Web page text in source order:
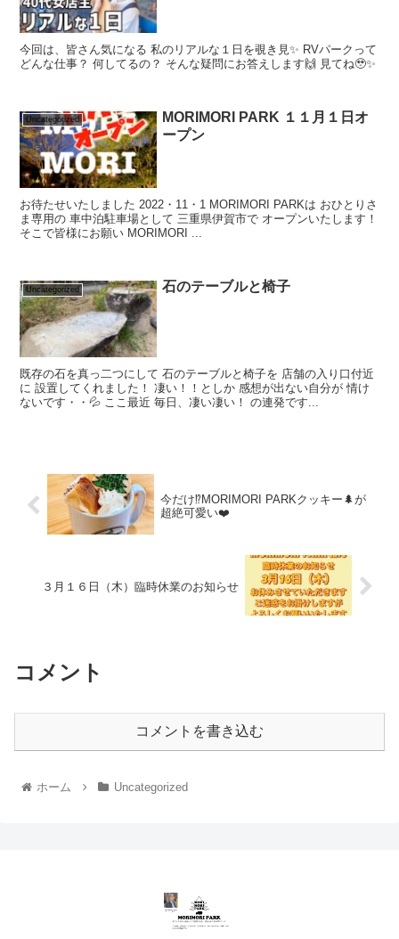
今回は、皆さん気になる 私のリアルな１日を覗き見✨ RVパークって
どんな仕事？ 何してるの？ そんな疑問にお答えします🙌 見てね🥹✨
Uncategorized
MORIMORI PARK １１月１日オ
ープン
お待たせいたしました 2022・11・1 MORIMORI PARKは おひとりさ
ま専用の 車中泊駐車場として 三重県伊賀市で オープンいたします！
そこで皆様にお願い MORIMORI ...
Uncategorized 石のテーブルと椅子
既存の石を真っ二つにして 石のテーブルと椅子を 店舗の入り口付近
に 設置してくれました！ 凄い！！としか 感想が出ない自分が 情け
ないです・・💦 ここ最近 毎日、凄い凄い！ の連発です...
今だけ⁉️MORIMORI PARKクッキー🌲が
超絶可愛い❤️
３月１６日（木）臨時休業のお知らせ
コメント
コメントを書き込む
ホーム Uncategorized